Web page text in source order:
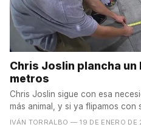
Chris Joslin plancha un
metros
Chris Joslin sigue con esa
más animal, y si ya flipamos con
IVÁN TORRALBO — 19 DE ENERO DE